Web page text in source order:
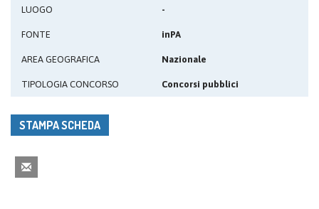
LUOGO -
FONTE inPA
AREA GEOGRAFICA Nazionale
TIPOLOGIA CONCORSO Concorsi pubblici
STAMPA SCHEDA